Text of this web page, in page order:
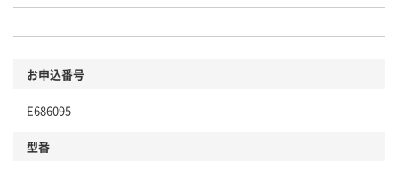
お申込番号
E686095
型番